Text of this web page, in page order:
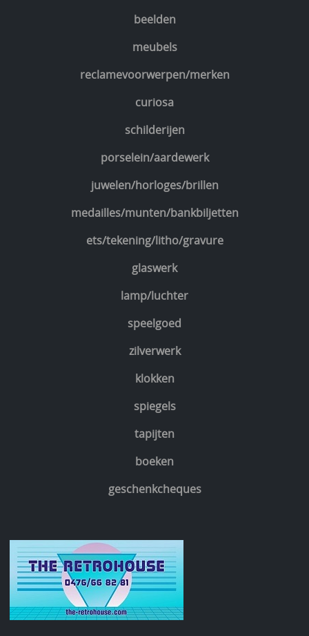
beelden
meubels
reclamevoorwerpen/merken
curiosa
schilderijen
porselein/aardewerk
juwelen/horloges/brillen
medailles/munten/bankbiljetten
ets/tekening/litho/gravure
glaswerk
lamp/luchter
speelgoed
zilverwerk
klokken
spiegels
tapijten
boeken
geschenkcheques